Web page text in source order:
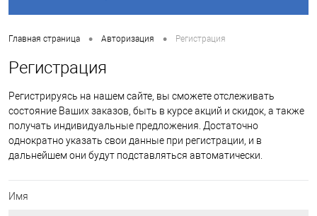
Главная страница • Авторизация • Регистрация
Регистрация
Регистрируясь на нашем сайте, вы сможете отслеживать
состояние Ваших заказов, быть в курсе акций и скидок, а также
получать индивидуальные предложения. Достаточно
однократно указать свои данные при регистрации, и в
дальнейшем они будут подставляться автоматически.
Имя